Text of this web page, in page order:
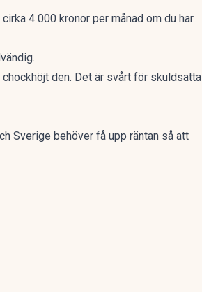
4 000 kronor per månad om du har
den. Det är svårt för skuldsatta
Sverige behöver få upp räntan så att